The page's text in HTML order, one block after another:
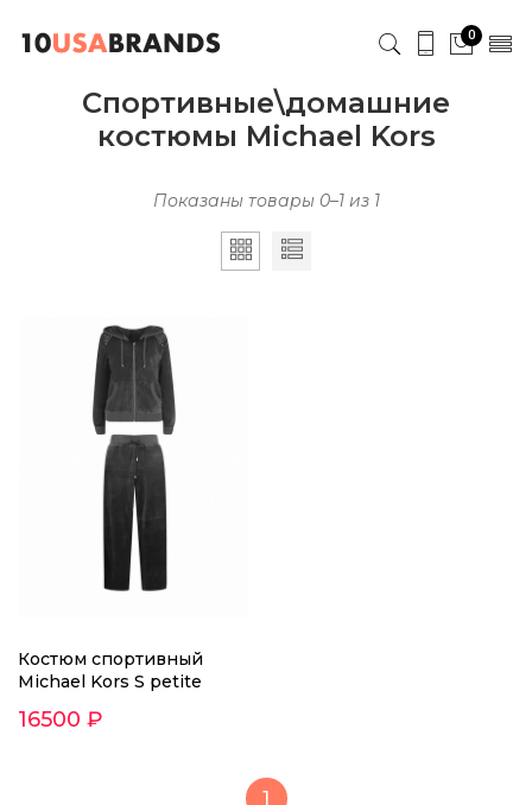
0
Спортивные\домашние
костюмы Michael Kors
Показаны товары 0–1 из 1
Костюм спортивный
Michael Kors S petite
16500 ₽
1